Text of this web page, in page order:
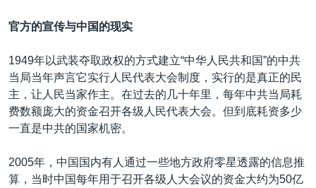
官方的宣传与中国的现实
1949年以武装夺取政权的方式建立“中华人民共和国”的中共
当局当年声言它实行人民代表大会制度，实行的是真正的民
主，让人民当家作主。在过去的几十年里，每年中共当局耗
费数额庞大的资金召开各级人民代表大会。但到底耗资多少
一直是中共的国家机密。
2005年，中国国内有人通过一些地方政府零星透露的信息推
算，当时中国每年用于召开各级人大会议的资金大约为50亿